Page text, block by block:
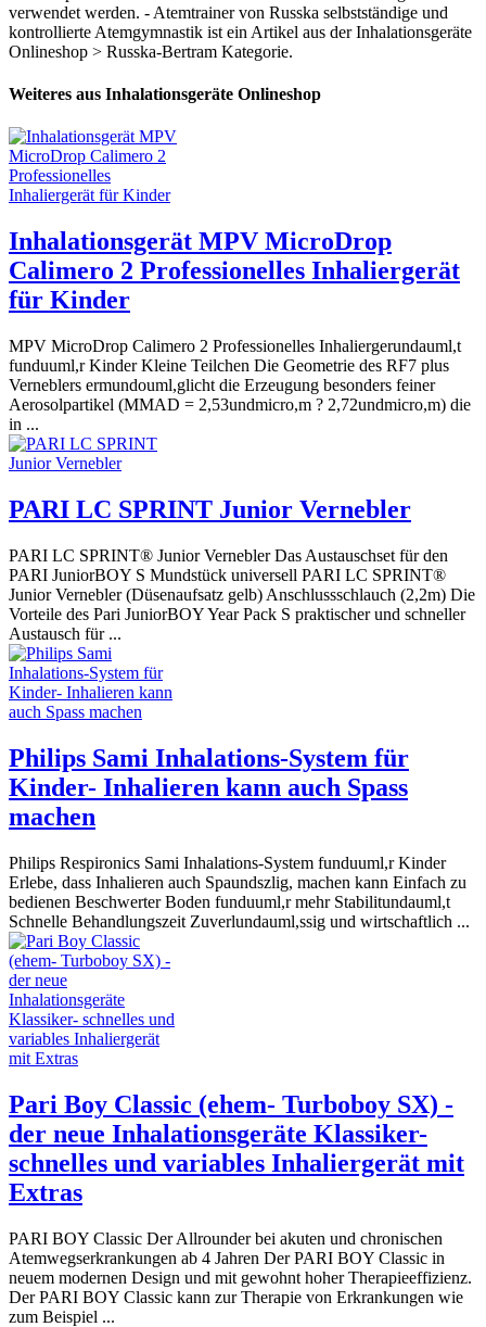
verwendet werden. - Atemtrainer von Russka selbstständige und
kontrollierte Atemgymnastik ist ein Artikel aus der Inhalationsgeräte
Onlineshop > Russka-Bertram Kategorie.
Weiteres aus Inhalationsgeräte Onlineshop
Inhalationsgerät MPV MicroDrop
Calimero 2 Professionelles Inhaliergerät
für Kinder
MPV MicroDrop Calimero 2 Professionelles Inhaliergerundauml,t
funduuml,r Kinder Kleine Teilchen Die Geometrie des RF7 plus
Verneblers ermundouml,glicht die Erzeugung besonders feiner
Aerosolpartikel (MMAD = 2,53undmicro,m ? 2,72undmicro,m) die
in ...
PARI LC SPRINT Junior Vernebler
PARI LC SPRINT® Junior Vernebler Das Austauschset für den
PARI JuniorBOY S Mundstück universell PARI LC SPRINT®
Junior Vernebler (Düsenaufsatz gelb) Anschlussschlauch (2,2m) Die
Vorteile des Pari JuniorBOY Year Pack S praktischer und schneller
Austausch für ...
Philips Sami Inhalations-System für
Kinder- Inhalieren kann auch Spass
machen
Philips Respironics Sami Inhalations-System funduuml,r Kinder
Erlebe, dass Inhalieren auch Spaundszlig, machen kann Einfach zu
bedienen Beschwerter Boden funduuml,r mehr Stabilitundauml,t
Schnelle Behandlungszeit Zuverlundauml,ssig und wirtschaftlich ...
Pari Boy Classic (ehem- Turboboy SX) -
der neue Inhalationsgeräte Klassiker-
schnelles und variables Inhaliergerät mit
Extras
PARI BOY Classic Der Allrounder bei akuten und chronischen
Atemwegserkrankungen ab 4 Jahren Der PARI BOY Classic in
neuem modernen Design und mit gewohnt hoher Therapieeffizienz.
Der PARI BOY Classic kann zur Therapie von Erkrankungen wie
zum Beispiel ...